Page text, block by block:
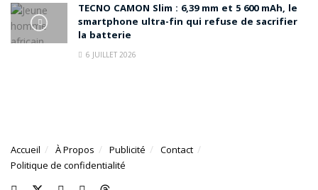
TECNO CAMON Slim : 6,39 mm et 5 600 mAh, le
smartphone ultra-fin qui refuse de sacrifier
la batterie
6 JUILLET 2026
Accueil À Propos Publicité
Contact
Politique de confidentialité